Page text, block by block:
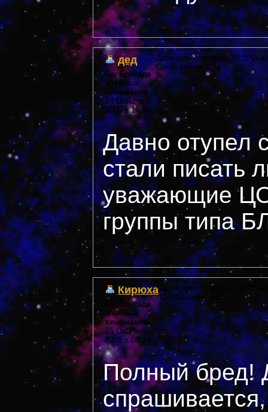
дед
Re: Бригада
злобных
киноманов
14 October,
2005 в 16:10
Дата регистрации: 39
Сообщений: 274
Давно отупел
стали писать
уважающие
группы типа
Кирюха
Re: Бригада
злобных
киноманов
15 October,
2005 в 08:24
Дата регистрации: 36
Сообщений: 111
Полный бред!